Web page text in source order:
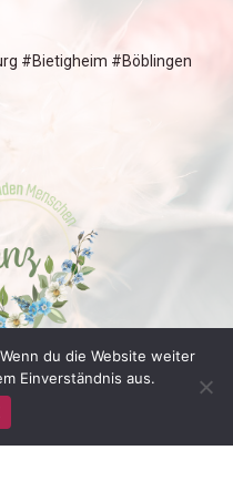
#Bietigheim #Böblingen
du die Website weiter
Einverständnis aus.